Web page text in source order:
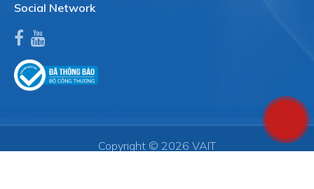
Social Network
Copyright © 2026 VAIT